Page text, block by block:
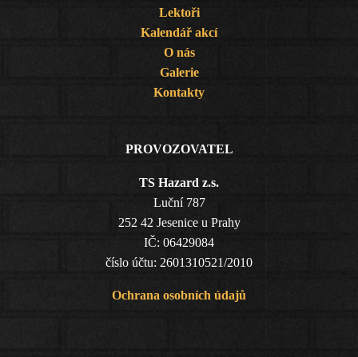
Lektoři
Kalendář akcí
O nás
Galerie
Kontakty
PROVOZOVATEL
TS Hazard z.s.
Luční 787
252 42 Jesenice u Prahy
IČ: 06429084
číslo účtu: 2601310521/2010
Ochrana osobních údajů